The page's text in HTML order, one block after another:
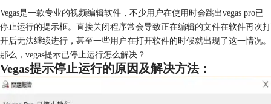
Vegas是一款专业的视频编辑软件，不少用户在使用时会跳出vegas pro已
停止运行的提示框。直接关闭程序常会导致正在编辑的文件在软件再次打
开后无法继续进行，甚至一些用户在打开软件的时候就出现了这一情况。
那么，vegas提示已停止运行怎么解决？
Vegas提示停止运行的原因及解决方法：